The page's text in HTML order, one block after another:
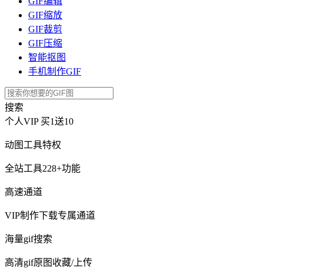
GIF缩放
GIF裁剪
GIF压缩
智能抠图
手机制作GIF
搜索
个人VIP 买1送10
动图工具特权
全站工具228+功能
高速通道
VIP制作下载专属通道
海量gif搜索
高清gif原图收藏/上传